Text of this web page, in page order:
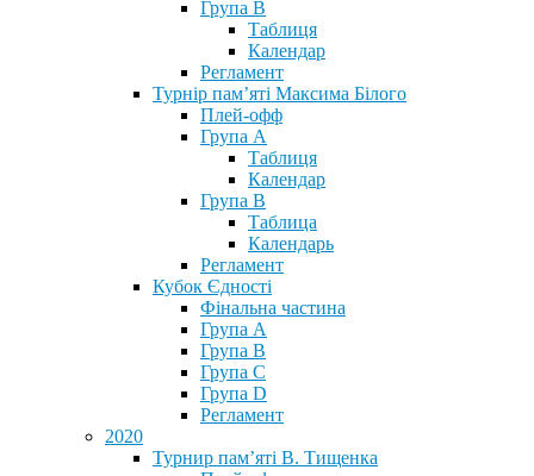
Група В
Таблиця
Календар
Регламент
Турнір пам’яті Максима Білого
Плей-офф
Група А
Таблиця
Календар
Група В
Таблица
Календарь
Регламент
Кубок Єдності
Фінальна частина
Група А
Група В
Група С
Група D
Регламент
2020
Турнир пам’яті В. Тищенка